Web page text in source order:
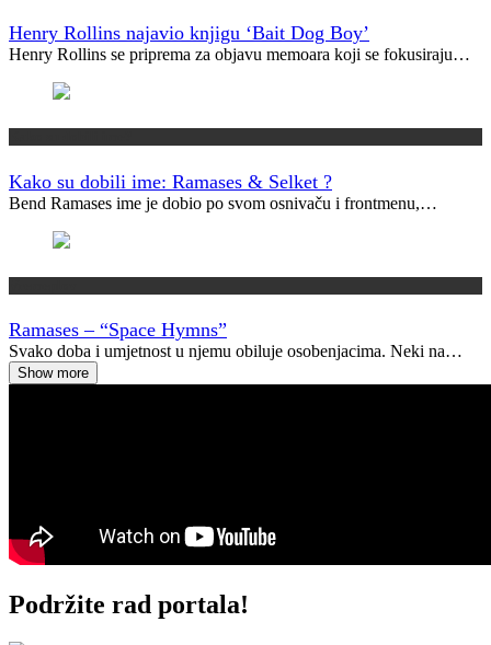
Henry Rollins najavio knjigu ‘Bait Dog Boy’
Henry Rollins se priprema za objavu memoara koji se fokusiraju…
Kako su dobili ime: Ramases & Selket ?
Bend Ramases ime je dobio po svom osnivaču i frontmenu,…
Ramases – “Space Hymns”
Svako doba i umjetnost u njemu obiluje osobenjacima. Neki na…
Show more
Podržite rad portala!